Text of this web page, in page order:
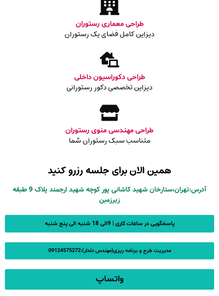
طراحی معماری رستوران
دیزاین کامل فضای یک رستوران
طراحی دکوراسیون داخلی
دیزاین تخصصی دکور رستورانی
طراحی مهندسی منوی رستوران
متناسب سبک رستوران شما
همین الان برای جلسه رزرو کنید
آدرس:تهران،ستارخان شهید کاشانی پور کوچه شهید ارجمند پلاک 9 طبقه
زیرزمین
پاسخگویی در ساعات کاری | 9الی 18 شنبه الی پنج شنبه
مدیریت طرح و برنامه ریزی(مهندس دلدار):09124575272
واتساپ